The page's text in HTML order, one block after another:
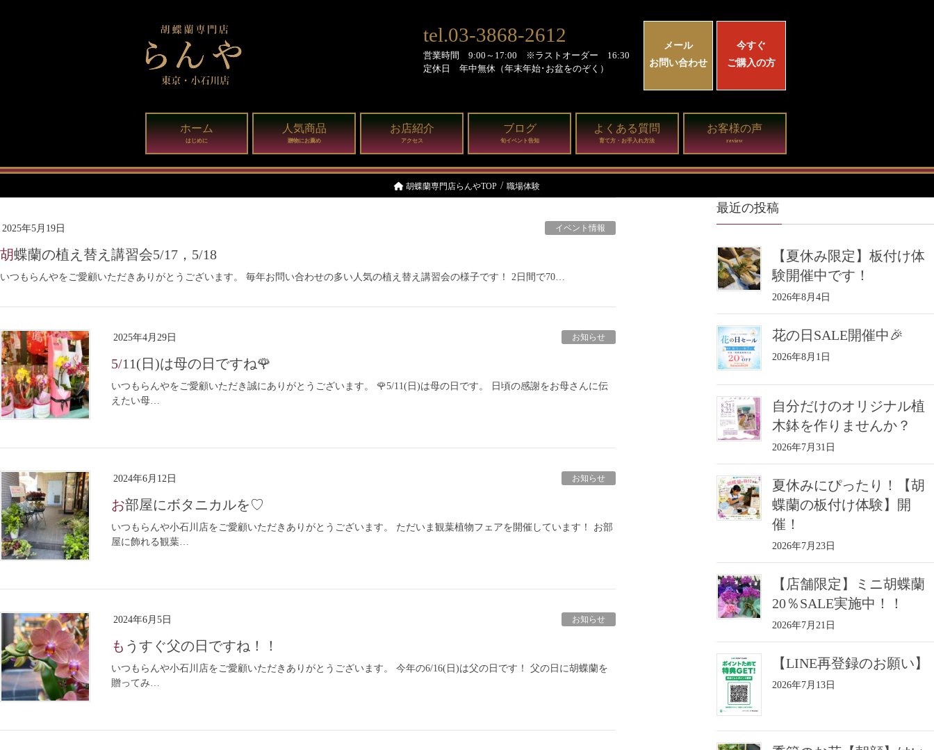
tel.03-3868-2612
営業時間 9:00～17:00 ※ラストオーダー 16:30
定休日 年中無休（年末年始･お盆をのぞく）
メール
お問い合わせ
今すぐ
ご購入の方
ホーム
はじめに
人気商品
贈物にお薦め
お店紹介
アクセス
ブログ
旬イベント告知
よくある質問
育て方・お手入れ方法
お客様の声
review
胡蝶蘭専門店らんやTOP 職場体験
2025年5月19日 イベント情報
胡蝶蘭の植え替え講習会5/17，5/18
いつもらんやをご愛顧いただきありがとうございます。 毎年お問い合わせの多い人気の植え替え講習会の様子です！ 2日間で70…
2025年4月29日 お知らせ
5/11(日)は母の日ですね🌹
いつもらんやをご愛顧いただき誠にありがとうございます。 🌹5/11(日)は母の日です。 日頃の感謝をお母さんに伝
えたい母…
2024年6月12日 お知らせ
お部屋にボタニカルを♡
いつもらんや小石川店をご愛顧いただきありがとうございます。 ただいま観葉植物フェアを開催しています！ お部
屋に飾れる観葉…
2024年6月5日 お知らせ
もうすぐ父の日ですね！！
いつもらんや小石川店をご愛顧いただきありがとうございます。 今年の6/16(日)は父の日です！ 父の日に胡蝶蘭を
贈ってみ…
最近の投稿
【夏休み限定】板付け体
験開催中です！
2026年8月4日
花の日SALE開催中🎉
2026年8月1日
自分だけのオリジナル植
木鉢を作りませんか？
2026年7月31日
夏休みにぴったり！【胡
蝶蘭の板付け体験】開
催！
2026年7月23日
【店舗限定】ミニ胡蝶蘭
20％SALE実施中！！
2026年7月21日
【LINE再登録のお願い】
2026年7月13日